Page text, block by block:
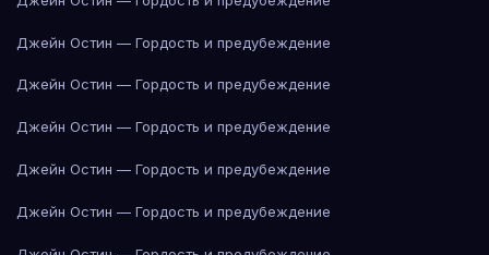
Джейн Остин — Гордость и предубеждение
Джейн Остин — Гордость и предубеждение
Джейн Остин — Гордость и предубеждение
Джейн Остин — Гордость и предубеждение
Джейн Остин — Гордость и предубеждение